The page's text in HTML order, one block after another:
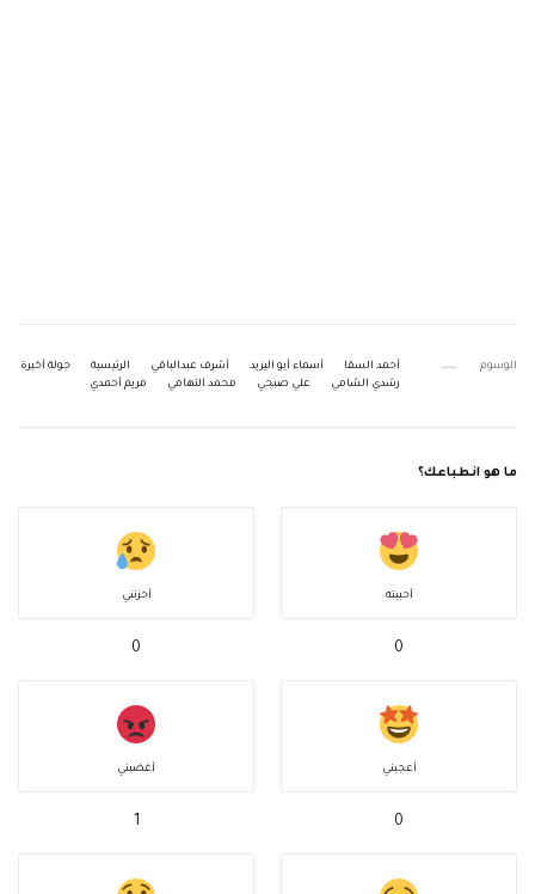
الوسوم أحمد السقا أسماء أبو اليزيد أشرف عبدالباقي الرئيسية
جولة أخيرة
رشدي الشامي
علي صبحي محمد التهامي مريم أحمدي
ما هو انطباعك؟
أحببته
0
أحزنني
0
أعجبني
0
أغضبني
1